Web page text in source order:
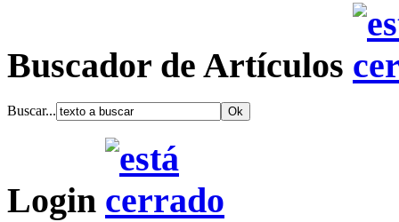
Buscador de Artículos
Buscar...
Login